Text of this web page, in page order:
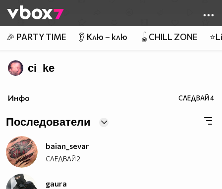
👾
🎉 PARTY TIME 👂 Клю – клю 🪀CHILL ZONE
ci_ke
Инфо СЛЕДВАЙ4
Последователи
baian_sevar
СЛЕДВАЙ2
gaura